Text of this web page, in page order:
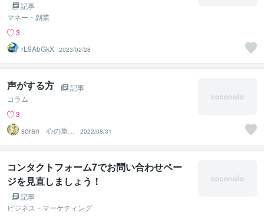
記事
マネー・副業
3
rL9AbGkX 2023/02/28
声がする方
記事
コラム
3
soran 心の重荷
を下ろせるヒー
リング
2022/08/31
コンタクトフォーム7でお問い合わせペー
ジを見直しましょう！
記事
ビジネス・マーケティング